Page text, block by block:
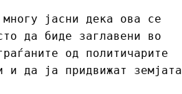
јасни дека ова се
да биде заглавени во
од политичарите
и да ја придвижат земјата